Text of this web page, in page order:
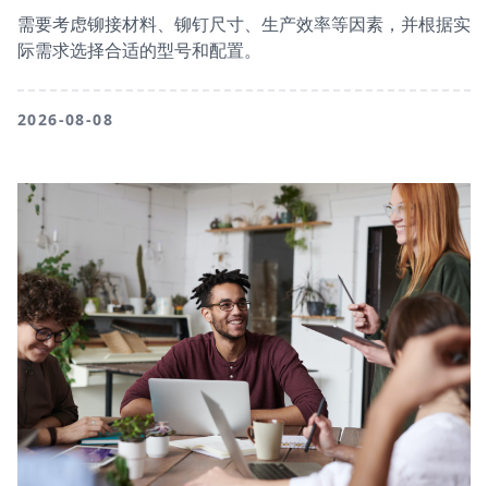
需要考虑铆接材料、铆钉尺寸、生产效率等因素，并根据实
际需求选择合适的型号和配置。
2026-08-08